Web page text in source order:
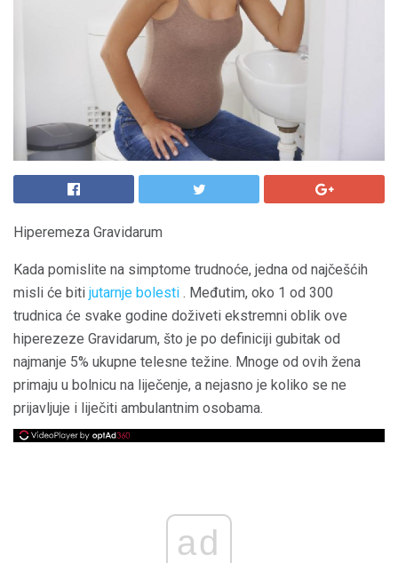
Hiperemeza Gravidarum
Kada pomislite na simptome trudnoće, jedna od najčešćih
misli će biti jutarnje bolesti . Međutim, oko 1 od 300
trudnica će svake godine doživeti ekstremni oblik ove
hiperezeze Gravidarum, što je po definiciji gubitak od
najmanje 5% ukupne telesne težine. Mnoge od ovih žena
primaju u bolnicu na liječenje, a nejasno je koliko se ne
prijavljuje i liječiti ambulantnim osobama.
ad